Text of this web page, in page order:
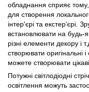
обладнання сприяє
для створення
інтер'єрі та екстер'єрі.
встановлювати на будь-
різні елементи декору і
створювати оригінальні
можете створювати
Потужні світлодіодні
освітлення можуть